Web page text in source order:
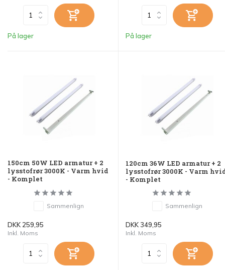
På lager På lager
150cm 50W LED armatur + 2
lysstofrør 3000K - Varm hvid
- Komplet
Sammenlign
DKK 259,95
Inkl. Moms
120cm 36W LED armatur + 2
lysstofrør 3000K - Varm
- Komplet
Sammenlign
DKK 349,95
Inkl. Moms